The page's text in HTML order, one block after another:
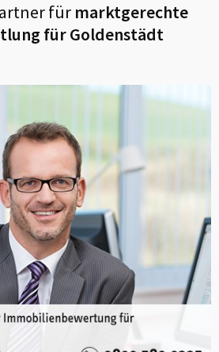
fürmarktgerechte
fürGoldenstädt